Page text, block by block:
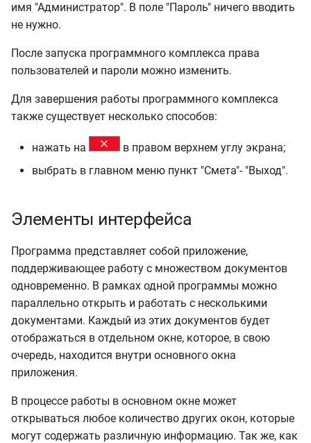
ЭСН и методики
Стройки
Проекты
Создание структуры
проекта
структуры
Копирование и
перемещение элементов
структуры
Перевод объектов в
структуру проекта
Локальная смета
Переименование
элементов структуры
имя "Администратор". В поле "Пароль" ничего вводить
не нужно.
После запуска программного комплекса права
пользователей и пароли можно изменить.
Для завершения работы программного комплекса
также существует несколько способов:
нажать на
в правом верхнем углу экрана;
выбрать в главном меню пункт "Смета"- "Выход".
Элементы интерфейса
Программа представляет собой приложение,
поддерживающее работу с множеством документов
одновременно. В рамках одной программы можно
параллельно открыть и работать с несколькими
документами. Каждый из этих документов будет
отображаться в отдельном окне, которое, в свою
очередь, находится внутри основного окна
приложения.
В процессе работы в основном окне может
открываться любое количество других окон, которые
могут содержать различную информацию. Так же, как